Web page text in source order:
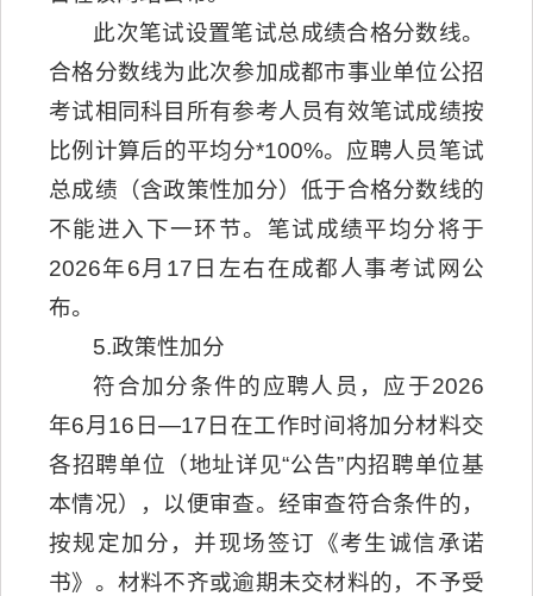
此次笔试设置笔试总成绩合格分数线。
合格分数线为此次参加成都市事业单位公招
考试相同科目所有参考人员有效笔试成绩按
比例计算后的平均分*100%。应聘人员笔试
总成绩（含政策性加分）低于合格分数线的
不能进入下一环节。笔试成绩平均分将于
2026年6月17日左右在成都人事考试网公
布。
5.政策性加分
符合加分条件的应聘人员，应于2026
年6月16日—17日在工作时间将加分材料交
各招聘单位（地址详见“公告”内招聘单位基
本情况），以便审查。经审查符合条件的，
按规定加分，并现场签订《考生诚信承诺
书》。材料不齐或逾期未交材料的，不予受